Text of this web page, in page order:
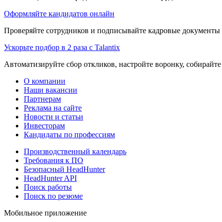
Оформляйте кандидатов онлайн
Проверяйте сотрудников и подписывайте кадровые
Ускорьте подбор в 2 раза с Talantix
Автоматизируйте сбор откликов, настройте воронку,
О компании
Наши вакансии
Партнерам
Реклама на сайте
Новости и статьи
Инвесторам
Кандидаты по профессиям
Производственный календарь
Требования к ПО
Безопасный HeadHunter
HeadHunter API
Поиск работы
Поиск по резюме
Мобильное приложение